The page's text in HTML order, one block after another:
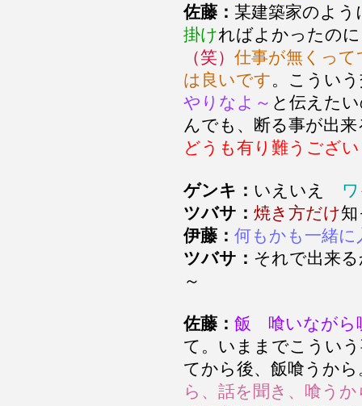
佐藤： 某建築家のよう
掛ければよかったの
（笑） 仕事が無くっ
は良いです。こうい
やりなよ～ と伝えた
んでも、断る事が出
どうも有り難うござ
ゲンキ： いえいえ
ツバサ： 焼き方だけ
伊藤： 何もかも一緒
ツバサ： それで出来
～
佐藤： 飯 喰いながら
て。いままでこうい
てから後、飯喰うから
ら、話を聞き、喰う